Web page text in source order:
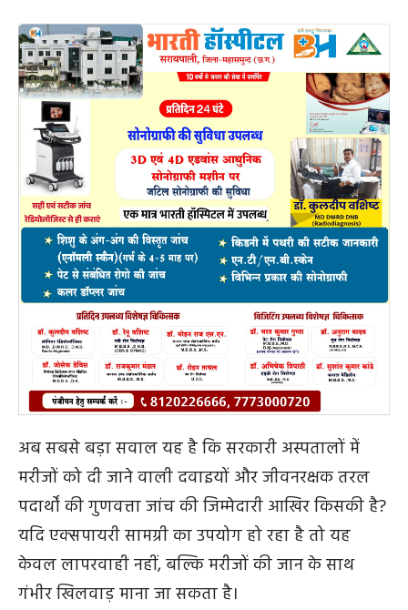
अब सबसे बड़ा सवाल यह है कि सरकारी अस्पतालों में
मरीजों को दी जाने वाली दवाइयों और जीवनरक्षक तरल
पदार्थों की गुणवत्ता जांच की जिम्मेदारी आखिर किसकी है?
यदि एक्सपायरी सामग्री का उपयोग हो रहा है तो यह
केवल लापरवाही नहीं, बल्कि मरीजों की जान के साथ
गंभीर खिलवाड़ माना जा सकता है।